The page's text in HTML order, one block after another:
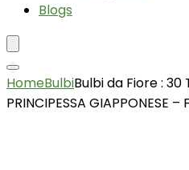
Blogs
HomeBulbiBulbi da Fiore : 30
PRINCIPESSA GIAPPONESE